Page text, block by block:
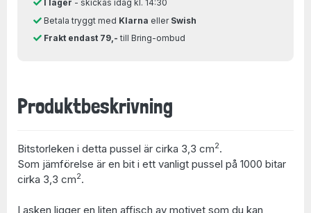
I lager - skickas idag kl. 14:30
Betala tryggt med Klarna eller Swish
Frakt endast 79,- till Bring-ombud
Produktbeskrivning
Bitstorleken i detta pussel är cirka 3,3 cm2.
Som jämförelse är en bit i ett vanligt pussel på 1000 bitar
cirka 3,3 cm2.
I asken ligger en liten affisch av motivet som du kan